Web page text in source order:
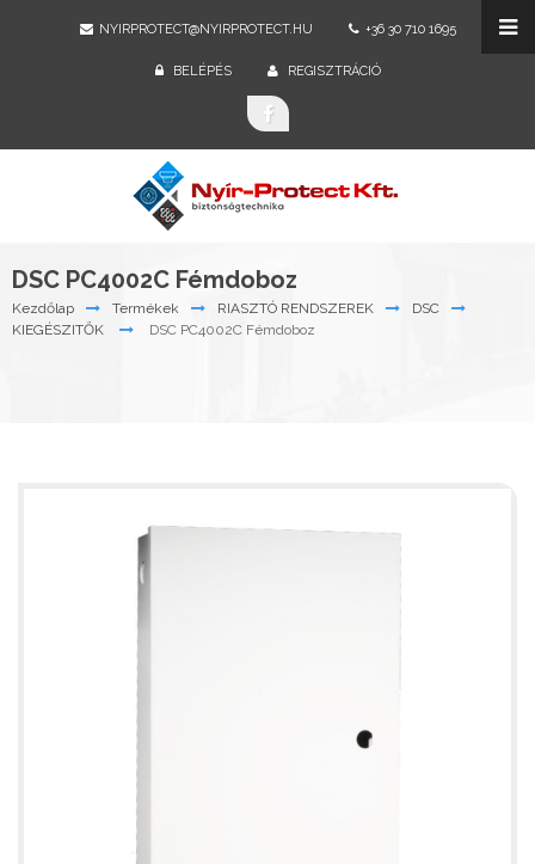
NYIRPROTECT@NYIRPROTECT.HU +36 30 710 1695
BELÉPÉS REGISZTRÁCIÓ
DSC PC4002C Fémdoboz
Kezdőlap Termékek RIASZTÓ RENDSZEREK
DSC
KIEGÉSZITŐK
DSC PC4002C Fémdoboz